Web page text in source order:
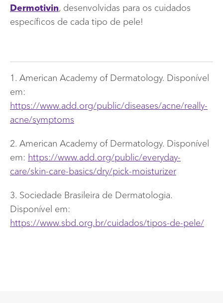
Dermotivin, desenvolvidas para os cuidados
específicos de cada tipo de pele!
1. American Academy of Dermatology. Disponível
em:
https://www.add.org/public/diseases/acne/really-
acne/symptoms
2. American Academy of Dermatology. Disponível
em: https://www.add.org/public/everyday-
care/skin-care-basics/dry/pick-moisturizer
3. Sociedade Brasileira de Dermatologia.
Disponível em:
https://www.sbd.org.br/cuidados/tipos-de-pele/